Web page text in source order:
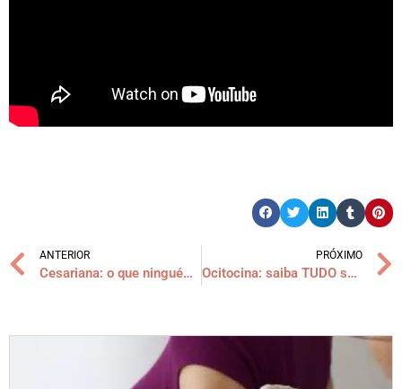
ANTERIOR
Cesariana: o que ninguém te contou
PRÓXIMO
Ocitocina: saiba TUDO sobre o hormônio do amor